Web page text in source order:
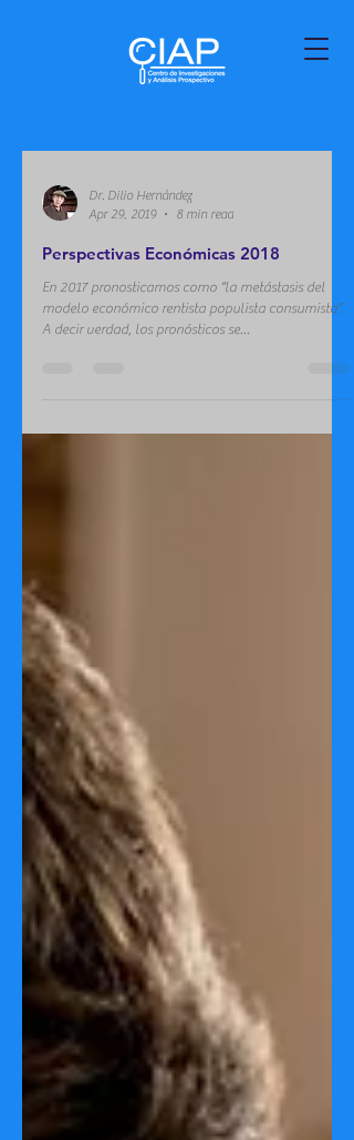
Dr. Dilio Hernández
Apr 29, 2019
8 min read
Perspectivas Económicas 2018
En 2017 pronosticamos como “la metástasis del
modelo económico rentista populista consumista”.
A decir verdad, los pronósticos se...